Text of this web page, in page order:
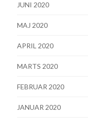
JUNI 2020
MAJ 2020
APRIL 2020
MARTS 2020
FEBRUAR 2020
JANUAR 2020